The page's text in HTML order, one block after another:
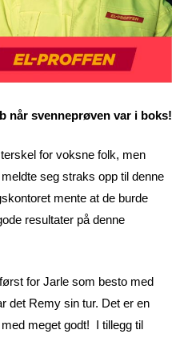
når svenneprøven var i boks!
for voksne folk, men
seg straks opp til denne
mente at de burde
resultater på denne
for Jarle som besto med
det Remy sin tur. Det er en
meget godt! I tillegg til